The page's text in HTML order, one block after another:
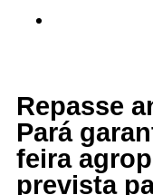
Repasse
Pará
feira
prevista